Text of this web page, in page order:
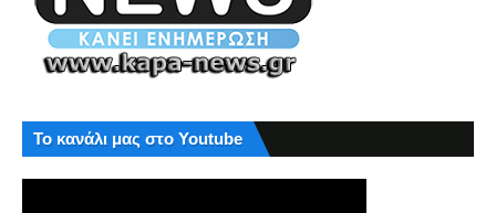
Το κανάλι μας στο Youtube